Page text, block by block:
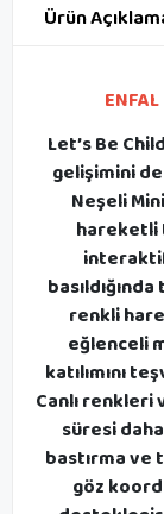
Ürün
Let’s Be
gelişimini
Neşeli
hareketli
renkli
eğlenceli
katılımını
Canlı renkleri
süresi
bastırma
göz